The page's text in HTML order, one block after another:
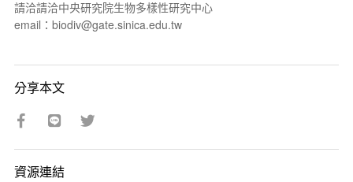
請洽請洽中央研究院生物多樣性研究中心
email：biodiv@gate.sinica.edu.tw
分享本文
資源連結